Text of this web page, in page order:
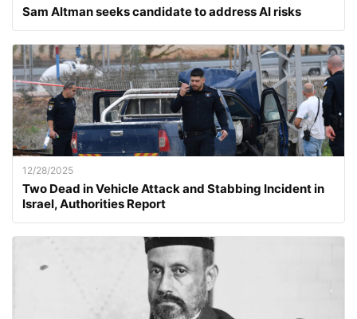
Sam Altman seeks candidate to address AI risks
12/28/2025
Two Dead in Vehicle Attack and Stabbing Incident in
Israel, Authorities Report